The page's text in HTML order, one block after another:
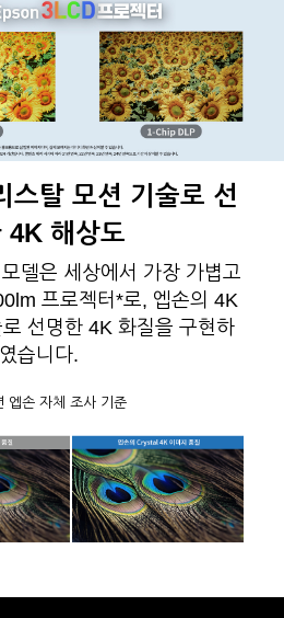
스탈 모션 기술로 선
4K 해상도
델은 세상에서 가장 가볍고
프로젝터*로, 엡손의 4K
선명한 4K 화질을 구현하
였습니다.
엡손 자체 조사 기준